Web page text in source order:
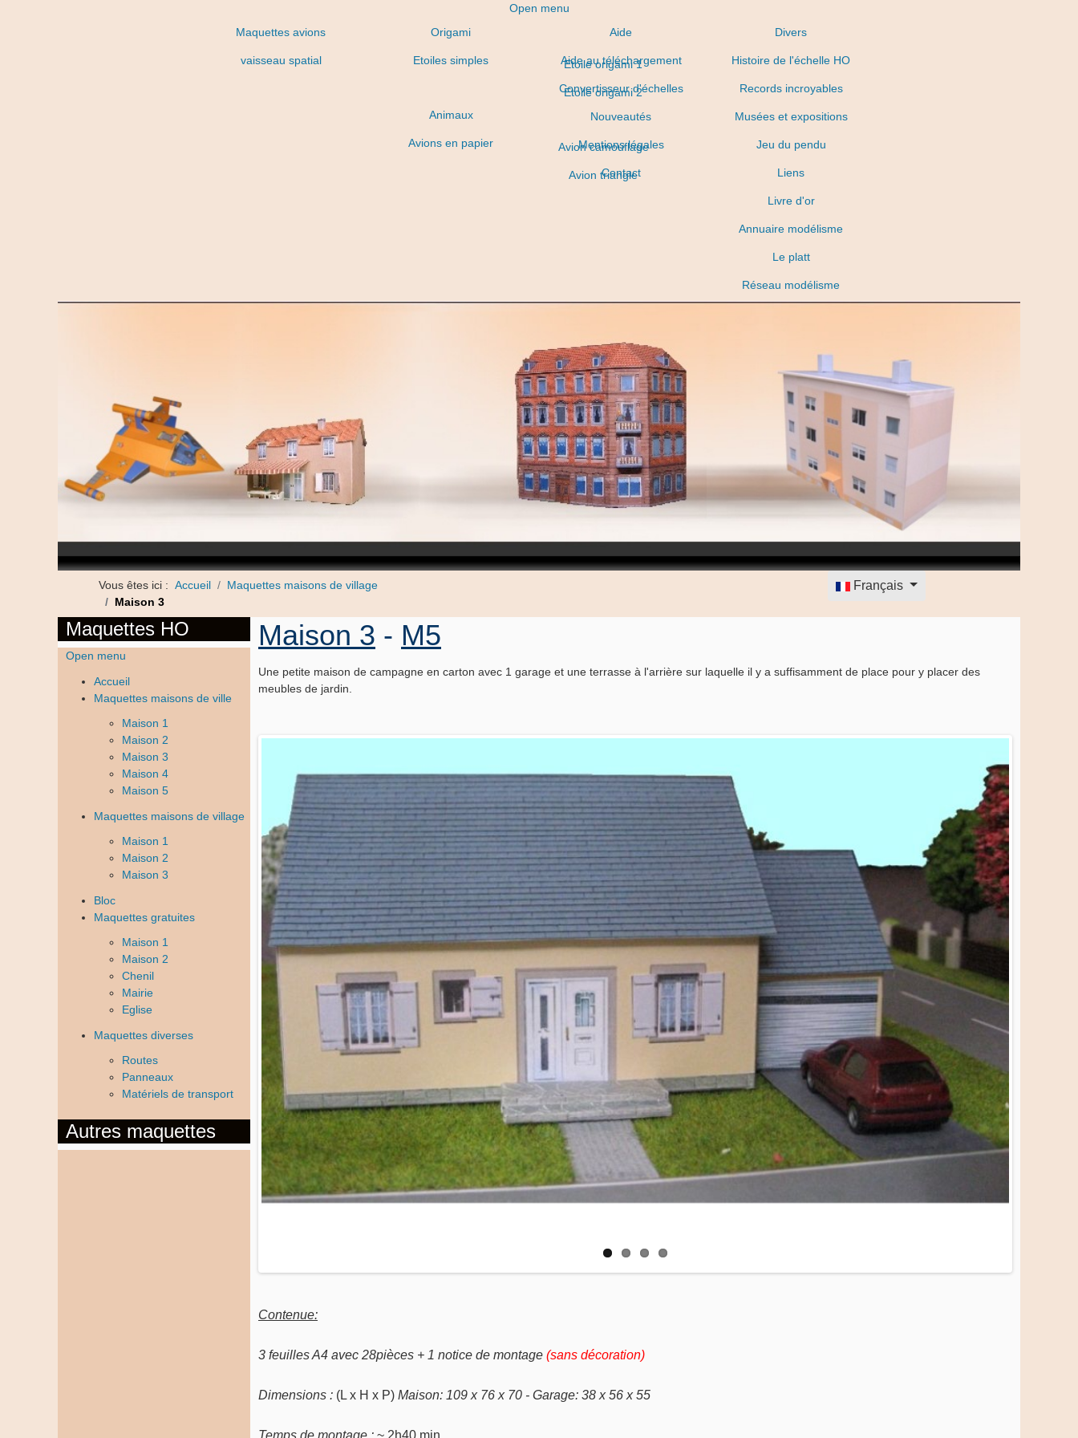
Open menu
Maquettes avions
vaisseau spatial
Origami
Etoiles simples Etoile origami 1
Etoile origami 2
Animaux
Avions en papier Avion camouflage
Avion triangle
Aide
Aide au téléchargement
Convertisseur d'échelles
Nouveautés
Mentions légales
Contact
Divers
Histoire de l'échelle HO
Records incroyables
Musées et expositions
Jeu du pendu
Liens
Livre d'or
Annuaire modélisme
Le platt
Réseau modélisme
Vous êtes ici : Accueil
Maquettes maisons de village
Maison 3
Sélectionnez votre langue
Français
Maquettes HO
Open menu
Accueil
Maquettes maisons de ville
Maison 1
Maison 2
Maison 3
Maison 4
Maison 5
Maquettes maisons de village
Maison 1
Maison 2
Maison 3
Bloc
Maquettes gratuites
Maison 1
Maison 2
Chenil
Mairie
Eglise
Maquettes diverses
Routes
Panneaux
Matériels de transport
Autres maquettes
Maison 3 - M5
Une petite maison de campagne en carton avec 1 garage et une terrasse à l'arrière sur laquelle il y a suffisamment de place pour y placer des
meubles de jardin.
Contenue:
3 feuilles A4 avec 28pièces + 1 notice de montage (sans décoration)
Dimensions : (L x H x P) Maison: 109 x 76 x 70 - Garage: 38 x 56 x 55